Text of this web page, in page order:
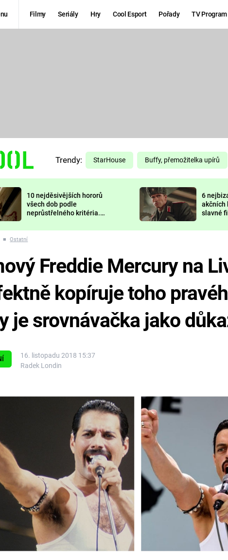
Filmy Seriály Hry Cool Esport Pořady TV Program
PREDÁTOR
Trendy: StarHouse Buffy, přemožitelka upírů
10 nejděsivějších hororů
všech dob podle
neprůstřelného kritéria.
nejvíc zvednou tep?
6
akčních
slavné
■ Ostatní
16. listopadu 2018 15:37
Radek Londin
Freddie Mercury na
kopíruje toho
je srovnávačka jako